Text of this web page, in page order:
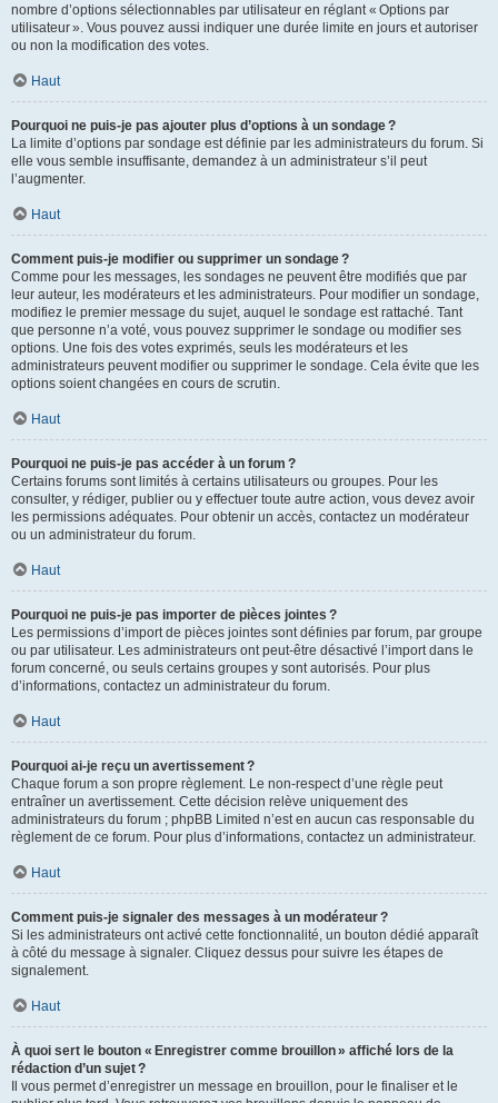
nombre d’options sélectionnables par utilisateur en réglant « Options par
utilisateur ». Vous pouvez aussi indiquer une durée limite en jours et autoriser
ou non la modification des votes.
Haut
Pourquoi ne puis-je pas ajouter plus d’options à un sondage ?
La limite d’options par sondage est définie par les administrateurs du forum. Si
elle vous semble insuffisante, demandez à un administrateur s’il peut
l’augmenter.
Haut
Comment puis-je modifier ou supprimer un sondage ?
Comme pour les messages, les sondages ne peuvent être modifiés que par
leur auteur, les modérateurs et les administrateurs. Pour modifier un sondage,
modifiez le premier message du sujet, auquel le sondage est rattaché. Tant
que personne n’a voté, vous pouvez supprimer le sondage ou modifier ses
options. Une fois des votes exprimés, seuls les modérateurs et les
administrateurs peuvent modifier ou supprimer le sondage. Cela évite que les
options soient changées en cours de scrutin.
Haut
Pourquoi ne puis-je pas accéder à un forum ?
Certains forums sont limités à certains utilisateurs ou groupes. Pour les
consulter, y rédiger, publier ou y effectuer toute autre action, vous devez avoir
les permissions adéquates. Pour obtenir un accès, contactez un modérateur
ou un administrateur du forum.
Haut
Pourquoi ne puis-je pas importer de pièces jointes ?
Les permissions d’import de pièces jointes sont définies par forum, par groupe
ou par utilisateur. Les administrateurs ont peut-être désactivé l’import dans le
forum concerné, ou seuls certains groupes y sont autorisés. Pour plus
d’informations, contactez un administrateur du forum.
Haut
Pourquoi ai-je reçu un avertissement ?
Chaque forum a son propre règlement. Le non-respect d’une règle peut
entraîner un avertissement. Cette décision relève uniquement des
administrateurs du forum ; phpBB Limited n’est en aucun cas responsable du
règlement de ce forum. Pour plus d’informations, contactez un administrateur.
Haut
Comment puis-je signaler des messages à un modérateur ?
Si les administrateurs ont activé cette fonctionnalité, un bouton dédié apparaît
à côté du message à signaler. Cliquez dessus pour suivre les étapes de
signalement.
Haut
À quoi sert le bouton « Enregistrer comme brouillon » affiché lors de la
rédaction d’un sujet ?
Il vous permet d’enregistrer un message en brouillon, pour le finaliser et le